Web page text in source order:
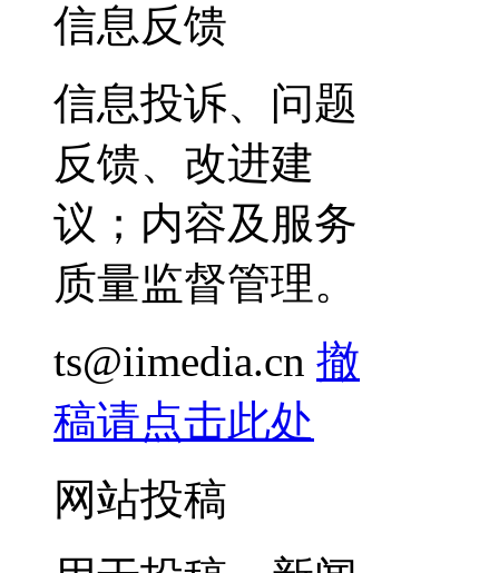
信息反馈
信息投诉、问题
反馈、改进建
议；内容及服务
质量监督管理。
ts@iimedia.cn 撤
稿请点击此处
网站投稿